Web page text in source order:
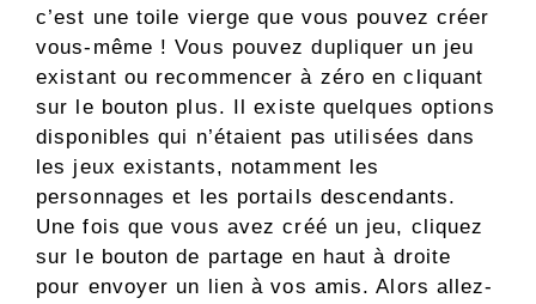
c’est une toile vierge que vous pouvez créer
vous-même ! Vous pouvez dupliquer un jeu
existant ou recommencer à zéro en cliquant
sur le bouton plus. Il existe quelques options
disponibles qui n’étaient pas utilisées dans
les jeux existants, notamment les
personnages et les portails descendants.
Une fois que vous avez créé un jeu, cliquez
sur le bouton de partage en haut à droite
pour envoyer un lien à vos amis. Alors allez-